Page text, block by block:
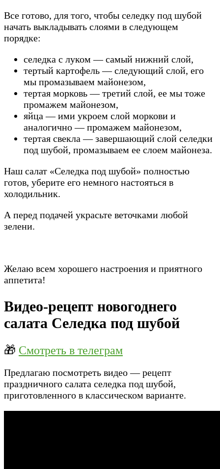
Все готово, для того, чтобы селедку под шубой
начать выкладывать слоями в следующем
порядке:
селедка с луком — самый нижний слой,
тертый картофель — следующий слой, его
мы промазываем майонезом,
тертая морковь — третий слой, ее мы тоже
промажем майонезом,
яйца — ими укроем слой моркови и
аналогично — промажем майонезом,
тертая свекла — завершающий слой селедки
под шубой, промазываем ее слоем майонеза.
Наш салат «Селедка под шубой» полностью
готов, уберите его немного настояться в
холодильник.
А перед подачей украсьте веточками любой
зелени.
Желаю всем хорошего настроения и приятного
аппетита!
Видео-рецепт новогоднего
салата Селедка под шубой
🎁 Смотреть в телеграм
Предлагаю посмотреть видео — рецепт
праздничного салата селедка под шубой,
приготовленного в классическом варианте.